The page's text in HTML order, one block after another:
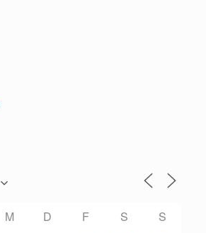
M D F S
S